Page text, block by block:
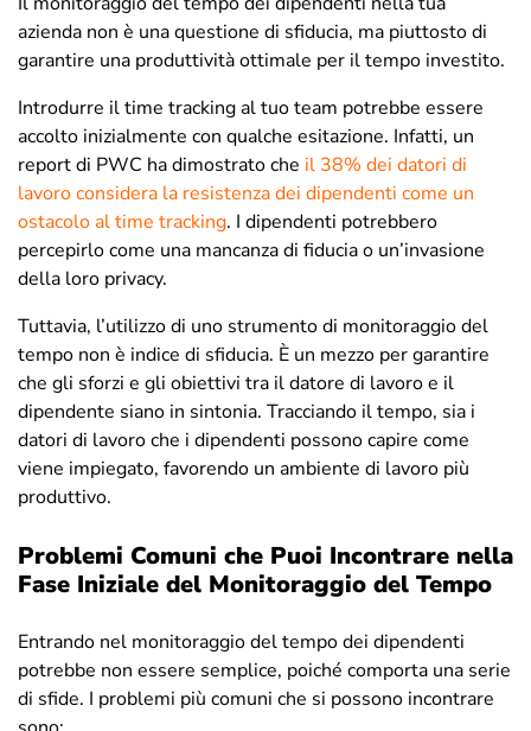
azienda non è una questione di sfiducia, ma piuttosto di
garantire una produttività ottimale per il tempo investito.
Introdurre il time tracking al tuo team potrebbe essere
accolto inizialmente con qualche esitazione. Infatti, un
report di PWC ha dimostrato che il 38% dei datori di
lavoro considera la resistenza dei dipendenti come un
ostacolo al time tracking. I dipendenti potrebbero
percepirlo come una mancanza di fiducia o un’invasione
della loro privacy.
Tuttavia, l’utilizzo di uno strumento di monitoraggio del
tempo non è indice di sfiducia. È un mezzo per garantire
che gli sforzi e gli obiettivi tra il datore di lavoro e il
dipendente siano in sintonia. Tracciando il tempo, sia i
datori di lavoro che i dipendenti possono capire come
viene impiegato, favorendo un ambiente di lavoro più
produttivo.
Problemi Comuni che Puoi Incontrare nella
Fase Iniziale del Monitoraggio del Tempo
Entrando nel monitoraggio del tempo dei dipendenti
potrebbe non essere semplice, poiché comporta una serie
di sfide. I problemi più comuni che si possono incontrare